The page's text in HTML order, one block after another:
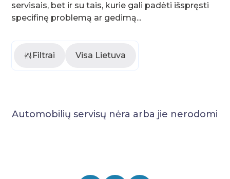
servisais, bet ir su tais, kurie gali padėti išspręsti
specifinę problemą ar gedimą...
Filtrai Visa Lietuva
Automobilių servisų nėra arba jie nerodomi